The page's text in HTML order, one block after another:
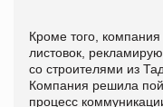
Кроме того,
листовок,
со строителями из
Компания решила
процесс